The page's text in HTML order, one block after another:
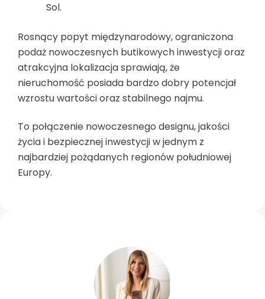
Sol.
Rosnący popyt międzynarodowy, ograniczona
podaż nowoczesnych butikowych inwestycji oraz
atrakcyjna lokalizacja sprawiają, że
nieruchomość posiada bardzo dobry potencjał
wzrostu wartości oraz stabilnego najmu.
To połączenie nowoczesnego designu, jakości
życia i bezpiecznej inwestycji w jednym z
najbardziej pożądanych regionów południowej
Europy.